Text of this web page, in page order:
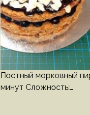
Постный морковный
минут Сложность:…